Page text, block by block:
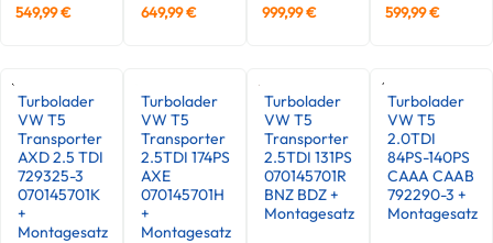
549,99€ 649,99€ 999,99€ 599,99€
Turbolader
VW T5
Transporter
AXD 2.5 TDI
729325-3
070145701K
+
Montagesatz
Turbolader
VW T5
Transporter
2.5TDI 174PS
AXE
070145701H
+
Montagesatz
Turbolader
VW T5
Transporter
2.5TDI 131PS
070145701R
BNZ BDZ +
Montagesatz
Turbolader
VW T5
2.0TDI
84PS-140PS
CAAA CAAB
792290-3 +
Montagesatz